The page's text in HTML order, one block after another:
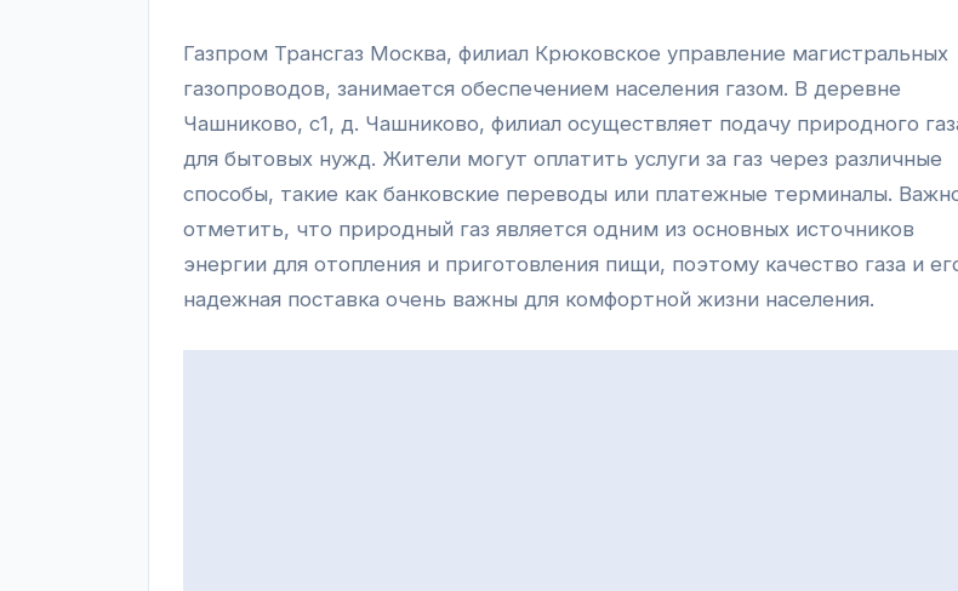
Газпром Трансгаз Москва, филиал Крюковское управление магистральных
газопроводов, занимается обеспечением населения газом. В деревне
Чашниково, с1, д. Чашниково, филиал осуществляет подачу природного
для бытовых нужд. Жители могут оплатить услуги за газ через различные
способы, такие как банковские переводы или платежные терминалы.
отметить, что природный газ является одним из основных источников
энергии для отопления и приготовления пищи, поэтому качество газа и
надежная поставка очень важны для комфортной жизни населения.